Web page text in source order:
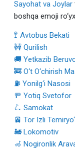
Sayohat va Joylar
boshqa emoji
🚏 Avtobus Bekati
🚧 Qurilish
🚚 Yetkazib
🚒 O‘t O‘chirish
⛽ Yonilg‘i Nasosi
🚥 Yotiq Svetofor
🛴 Samokat
🚈 Tor Izli
🚂 Lokomotiv
🦽 Nogironlik